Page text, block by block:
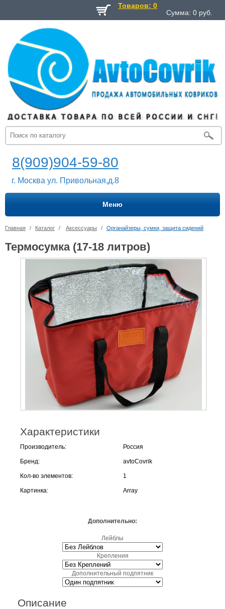
Товаров: 0
Сумма: 0 руб.
8(909)904-59-80
г. Москва ул. Привольная,д.8
Меню
Главная / Каталог / Аксессуары / Органайзеры, сумки, защита сидений
Термосумка (17-18 литров)
Характеристики
Производитель: Россия
Бренд: avtoCovrik
Кол-во элементов: 1
Картинка: Array
Дополнительно:
Лейблы
Крепления
Дополнительный подпятник
Описание